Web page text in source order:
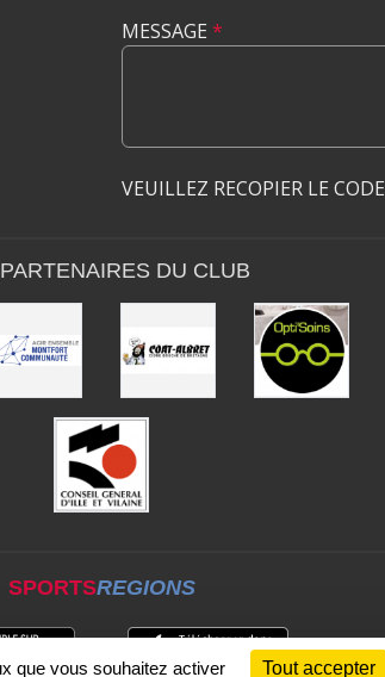
MESSAGE *
VEUILLEZ RECOPIER LE CODE
DU CLUB
SPORTSREGIONS
que vous souhaitez activer Tout accepter